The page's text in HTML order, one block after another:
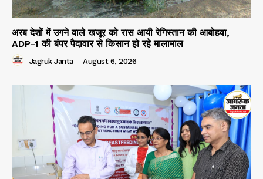
अरब देशों में उगने वाले खजूर को रास आयी रेगिस्तान की आबोहवा,
ADP-1 की बंपर पैदावार से किसान हो रहे मालामाल
Jagruk Janta - August 6, 2026